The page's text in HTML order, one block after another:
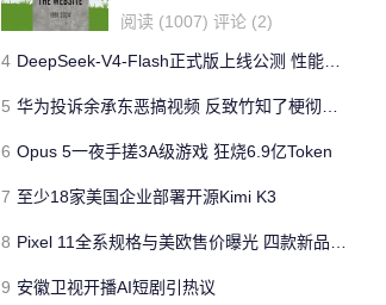
阅读 (1007) 评论 (2)
4 DeepSeek-V4-Flash正式版上线公测 性能超智谱GLM-5.2
5 华为投诉余承东恶搞视频 反致竹知了梗彻底出圈
6 Opus 5一夜手搓3A级游戏 狂烧6.9亿Token
7 至少18家美国企业部署开源Kimi K3
8 Pixel 11全系规格与美欧售价曝光 四款新品8月12日登场
9 安徽卫视开播AI短剧引热议